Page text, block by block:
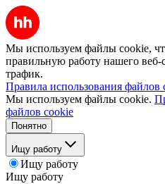
Мы используем файлы cookie,
правильную работу нашего веб-
трафик.
Правила использования файлов
Мы используем файлы cookie.
файлов cookie
Понятно
Ищу работу
Ищу работу
Ищу работу